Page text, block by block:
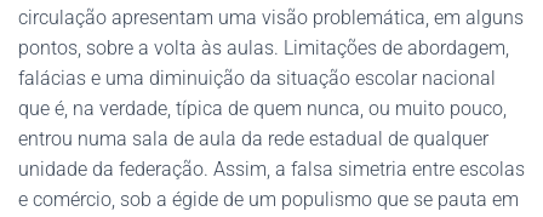
circulação apresentam uma visão problemática, em alguns
pontos, sobre a volta às aulas. Limitações de abordagem,
falácias e uma diminuição da situação escolar nacional
que é, na verdade, típica de quem nunca, ou muito pouco,
entrou numa sala de aula da rede estadual de qualquer
unidade da federação. Assim, a falsa simetria entre escolas
e comércio, sob a égide de um populismo que se pauta em